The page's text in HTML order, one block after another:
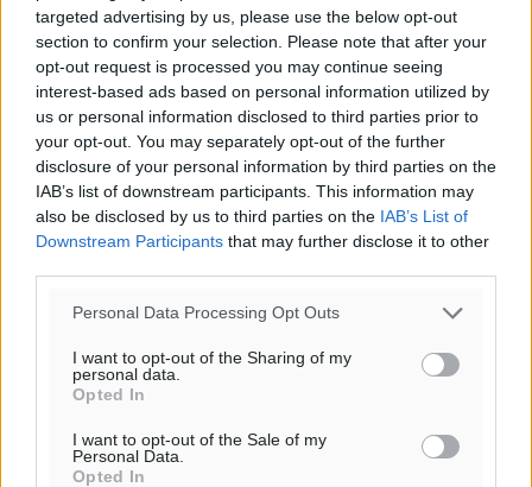
targeted advertising by us, please use the below opt-out
section to confirm your selection. Please note that after your
opt-out request is processed you may continue seeing
interest-based ads based on personal information utilized by
us or personal information disclosed to third parties prior to
your opt-out. You may separately opt-out of the further
disclosure of your personal information by third parties on the
IAB’s list of downstream participants. This information may
also be disclosed by us to third parties on the IAB’s List of
Downstream Participants that may further disclose it to other
Personal Data Processing Opt Outs
I want to opt-out of the Sharing of my
personal data.
Opted In
I want to opt-out of the Sale of my
Personal Data.
Opted In
Υπενθύμιση:
Για την μερική αναπαραγωγή της είδησης από άλλες
ιστοσελίδες είναι απαραίτητη η χρήση του παρακάτω
παρεχόμενου συνδέσμου παραπομπής προς το άρθρο
της Δημοκρατικής.
o καιρός τώρα:
αίθριος καιρός
km/h